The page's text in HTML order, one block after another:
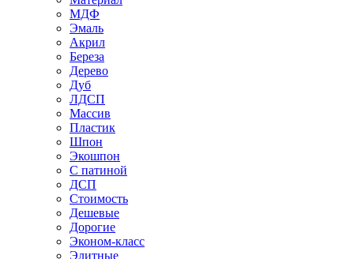
МДФ
Эмаль
Акрил
Береза
Дерево
Дуб
ЛДСП
Массив
Пластик
Шпон
Экошпон
С патиной
ДСП
Стоимость
Дешевые
Дорогие
Эконом-класс
Элитные